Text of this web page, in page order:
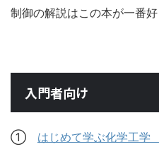
制御の解説はこの本が一番好
入門者向け
① はじめて学ぶ化学工